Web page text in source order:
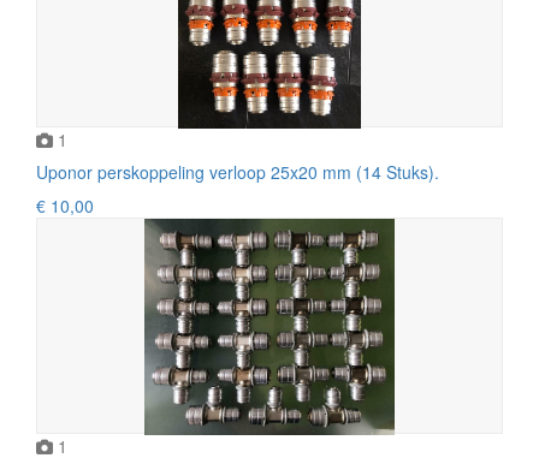
1
Uponor perskoppeling verloop 25x20 mm (14 Stuks).
€ 10,00
1